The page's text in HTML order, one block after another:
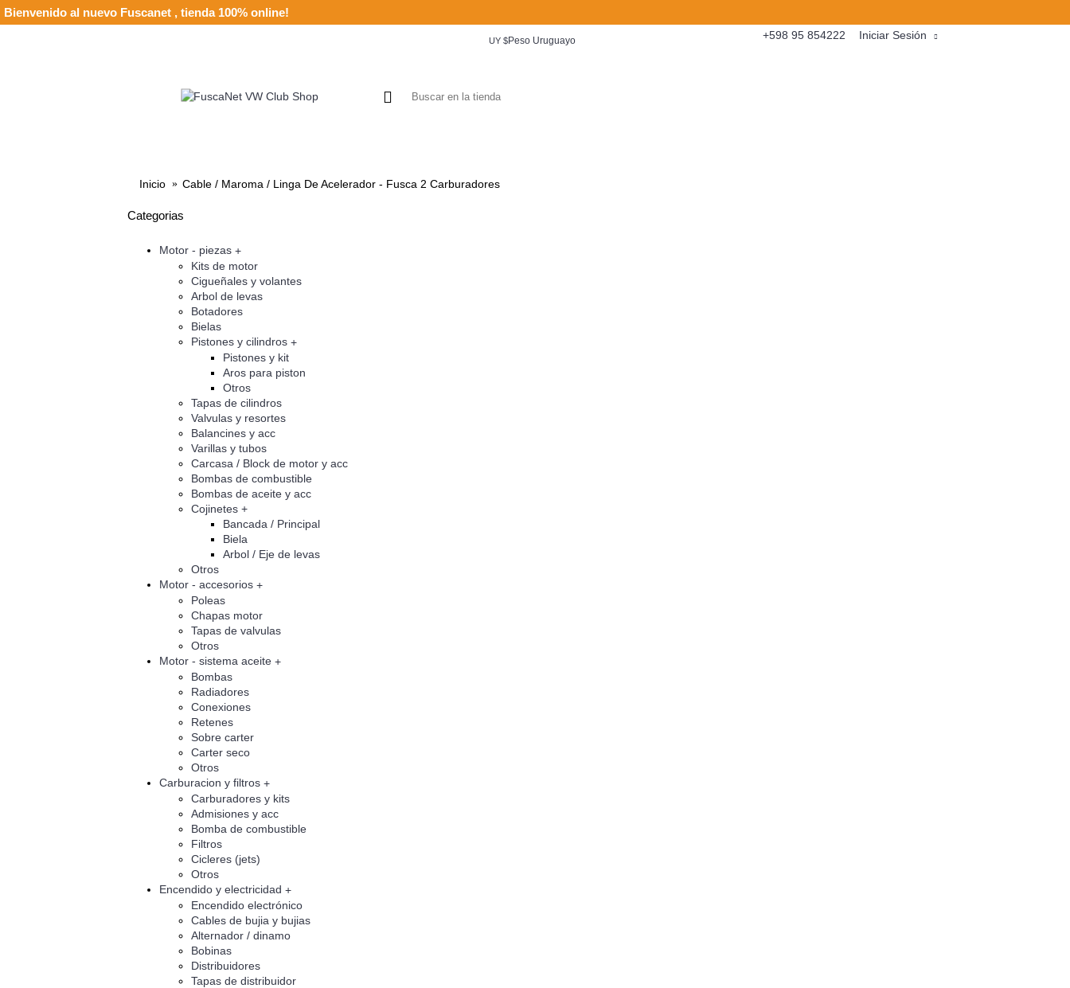
Bienvenido al nuevo Fuscanet , tienda 100% online!
UY $Peso Uruguayo +598 95 854222 Iniciar Sesión
Inicio Cable / Maroma / Linga De Acelerador - Fusca 2 Carburadores
Categorias
Motor - piezas +
Kits de motor
Cigueñales y volantes
Arbol de levas
Botadores
Bielas
Pistones y cilindros +
Pistones y kit
Aros para piston
Otros
Tapas de cilindros
Valvulas y resortes
Balancines y acc
Varillas y tubos
Carcasa / Block de motor y acc
Bombas de combustible
Bombas de aceite y acc
Cojinetes +
Bancada / Principal
Biela
Arbol / Eje de levas
Otros
Motor - accesorios +
Poleas
Chapas motor
Tapas de valvulas
Otros
Motor - sistema aceite +
Bombas
Radiadores
Conexiones
Retenes
Sobre carter
Carter seco
Otros
Carburacion y filtros +
Carburadores y kits
Admisiones y acc
Bomba de combustible
Filtros
Cicleres (jets)
Otros
Encendido y electricidad +
Encendido electrónico
Cables de bujia y bujias
Alternador / dinamo
Bobinas
Distribuidores
Tapas de distribuidor